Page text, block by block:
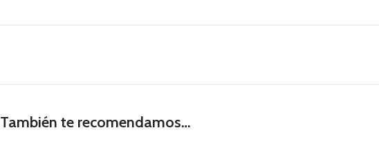
También te recomendamos…